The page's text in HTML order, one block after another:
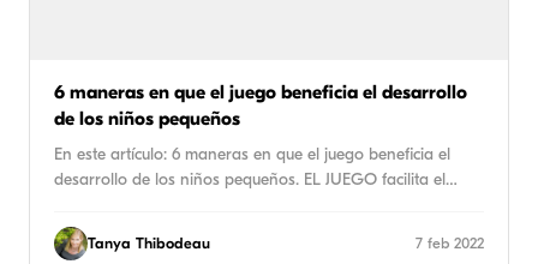
6 maneras en que el juego beneficia el desarrollo
de los niños pequeños
En este artículo: 6 maneras en que el juego beneficia el
desarrollo de los niños pequeños. EL JUEGO facilita el…
Tanya Thibodeau 7 feb 2022